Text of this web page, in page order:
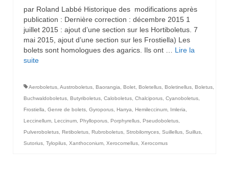
par Roland Labbé Historique des modifications après
publication : Dernière correction : décembre 2015 1
juillet 2015 : ajout d’une section sur les Hortiboletus. 7
mai 2015, ajout d’une section sur les Frostiella) Les
bolets sont homologues des agarics. Ils ont … Lire la
suite­­
Aeroboletus Austroboletus Baorangia Bolet Boletellus Boletinellus Boletus
Buchwaldoboletus Butyriboletus Caloboletus Chalciporus Cyanoboletus
Frostiella
Genre de bolets Gyroporus Harrya Hemileccinum Imleria
Leccinellum Leccinum Phylloporus Porphyrellus Pseudoboletus
Pulveroboletus Retiboletus Rubroboletus Strobilomyces Suillellus Suillus
Sutorius Tylopilus Xanthoconium Xerocomellus Xerocomus